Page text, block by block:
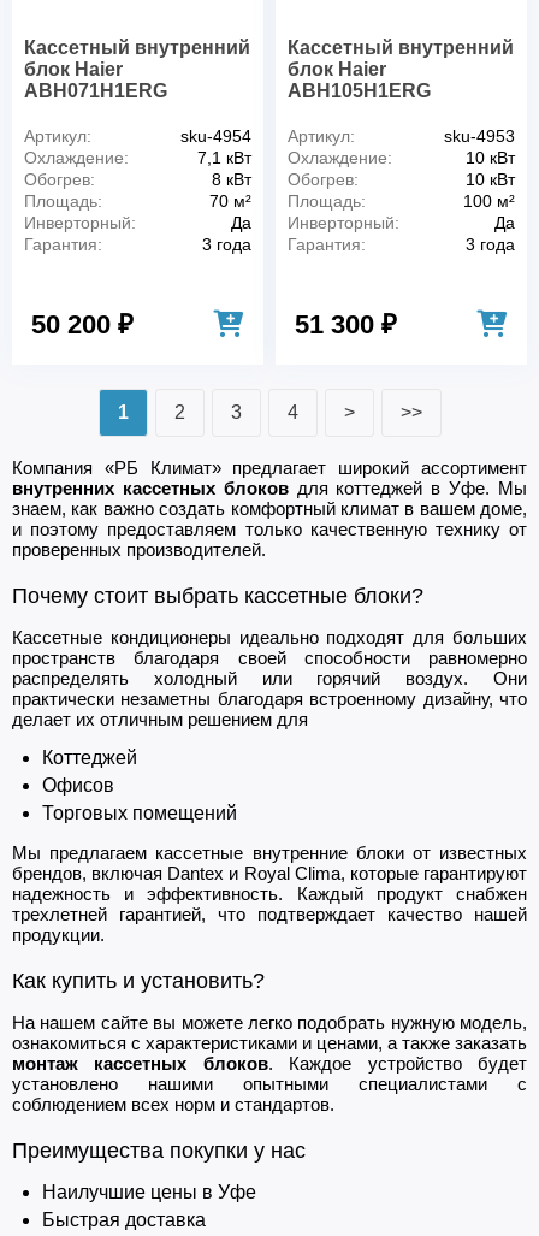
Кассетный внутренний
блок Haier
ABH071H1ERG
Артикул:
sku-4954
Охлаждение:
7,1 кВт
Обогрев:
8 кВт
Площадь:
70 м²
Инверторный:
Да
Гарантия:
3 года
50 200 ₽
Кассетный внутренний
блок Haier
ABH105H1ERG
Артикул:
sku-4953
Охлаждение:
10 кВт
Обогрев:
10 кВт
Площадь:
100 м²
Инверторный:
Да
Гарантия:
3 года
51 300 ₽
1 2 3 4 > >>
Компания «РБ Климат» предлагает широкий ассортимент
внутренних кассетных блоковдля коттеджей в Уфе. Мы
знаем, как важно создать комфортный климат в вашем доме,
и поэтому предоставляем только качественную технику от
проверенных производителей.
Почему стоит выбрать кассетные блоки?
Кассетные кондиционеры идеально подходят для больших
пространств благодаря своей способности равномерно
распределять холодный или горячий воздух. Они
практически незаметны благодаря встроенному дизайну, что
делает их отличным решением для
Коттеджей
Офисов
Торговых помещений
Мы предлагаем кассетные внутренние блоки от известных
брендов, включая Dantex и Royal Clima, которые гарантируют
надежность и эффективность. Каждый продукт снабжен
трехлетней гарантией, что подтверждает качество нашей
продукции.
Как купить и установить?
На нашем сайте вы можете легко подобрать нужную модель,
ознакомиться с характеристиками и ценами, а также заказать
монтаж кассетных блоков. Каждое устройство будет
установлено нашими опытными специалистами с
соблюдением всех норм и стандартов.
Преимущества покупки у нас
Наилучшие цены в Уфе
Быстрая доставка